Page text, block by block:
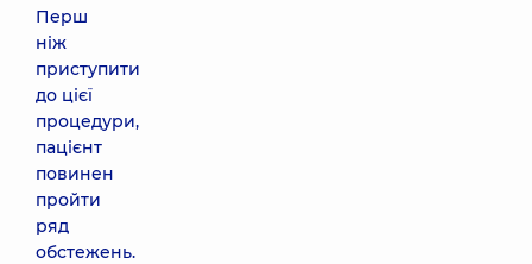
Перш
ніж
приступити
до цієї
процедури,
пацієнт
повинен
пройти
ряд
обстежень.